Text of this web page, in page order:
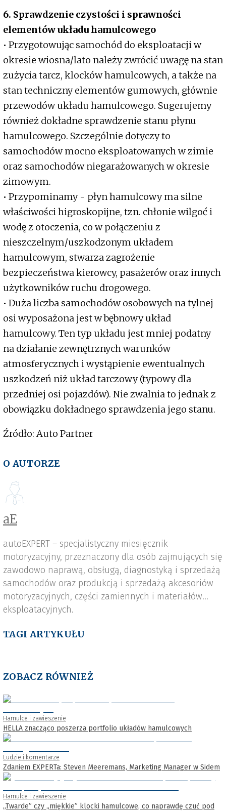
6. Sprawdzenie czystości i sprawności
elementów układu hamulcowego
• Przygotowując samochód do eksploatacji w
okresie wiosna/lato należy zwrócić uwagę na stan
zużycia tarcz, klocków hamulcowych, a także na
stan techniczny elementów gumowych, głównie
przewodów układu hamulcowego. Sugerujemy
również dokładne sprawdzenie stanu płynu
hamulcowego. Szczególnie dotyczy to
samochodów mocno eksploatowanych w zimie
oraz samochodów niegarażowanych w okresie
zimowym.
• Przypominamy - płyn hamulcowy ma silne
właściwości higroskopijne, tzn. chłonie wilgoć i
wodę z otoczenia, co w połączeniu z
nieszczelnym/uszkodzonym układem
hamulcowym, stwarza zagrożenie
bezpieczeństwa kierowcy, pasażerów oraz innych
użytkowników ruchu drogowego.
• Duża liczba samochodów osobowych na tylnej
osi wyposażona jest w bębnowy układ
hamulcowy. Ten typ układu jest mniej podatny
na działanie zewnętrznych warunków
atmosferycznych i wystąpienie ewentualnych
uszkodzeń niż układ tarczowy (typowy dla
przedniej osi pojazdów). Nie zwalnia to jednak z
obowiązku dokładnego sprawdzenia jego stanu.
Źródło: Auto Partner
O AUTORZE
aE
autoEXPERT – specjalistyczny miesięcznik
motoryzacyjny, przeznaczony dla osób zajmujących się
zawodowo naprawą, obsługą, diagnostyką i sprzedażą
samochodów oraz produkcją i sprzedażą akcesoriów
motoryzacyjnych, części zamiennych i materiałów
eksploatacyjnych.
TAGI ARTYKUŁU
ZOBACZ RÓWNIEŻ
Hamulce i zawieszenie
HELLA znacząco poszerza portfolio układów hamulcowych
Ludzie i komentarze
Zdaniem EXPERTa: Steven Meeremans, Marketing Manager w Sidem
Hamulce i zawieszenie
„Twarde” czy „miękkie” klocki hamulcowe, co naprawdę czuć pod